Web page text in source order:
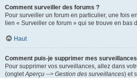
Comment surveiller des forums ?
Pour surveiller un forum en particulier, une fois
lien « Surveiller ce forum » qui se trouve en bas
Haut
Comment puis-je supprimer mes
Pour supprimer vos surveillances, allez dans
(ongletAperçu --> Gestion des surveillances) et